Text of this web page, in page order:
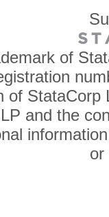
of
of
and the
or